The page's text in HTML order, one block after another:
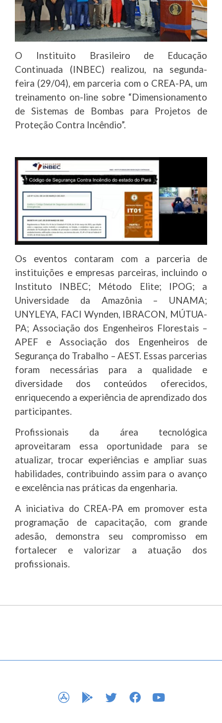
O Instituito Brasileiro de Educação
Continuada (INBEC) realizou, na segunda-
feira (29/04), em parceria com o CREA-PA, um
treinamento on-line sobre “Dimensionamento
de Sistemas de Bombas para Projetos de
Proteção Contra Incêndio”.
Os eventos contaram com a parceria de
instituições e empresas parceiras, incluindo o
Instituto INBEC; Método Elite; IPOG; a
Universidade da Amazônia – UNAMA;
UNYLEYA, FACI Wynden, IBRACON, MÚTUA-
PA; Associação dos Engenheiros Florestais –
APEF e Associação dos Engenheiros de
Segurança do Trabalho – AEST. Essas parcerias
foram necessárias para a qualidade e
diversidade dos conteúdos oferecidos,
enriquecendo a experiência de aprendizado dos
participantes.
Profissionais da área tecnológica
aproveitaram essa oportunidade para se
atualizar, trocar experiências e ampliar suas
habilidades, contribuindo assim para o avanço
e excelência nas práticas da engenharia.
A iniciativa do CREA-PA em promover esta
programação de capacitação, com grande
adesão, demonstra seu compromisso em
fortalecer e valorizar a atuação dos
profissionais.
APP STOREGOOGLE PLAY
TWITTERFACEBOOK